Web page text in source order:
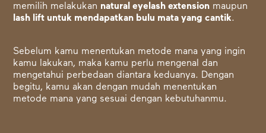
memilih melakukan natural eyelash extension maupun
lash lift untuk mendapatkan bulu mata yang cantik.
Sebelum kamu menentukan metode mana yang ingin
kamu lakukan, maka kamu perlu mengenal dan
mengetahui perbedaan diantara keduanya. Dengan
begitu, kamu akan dengan mudah menentukan
metode mana yang sesuai dengan kebutuhanmu.